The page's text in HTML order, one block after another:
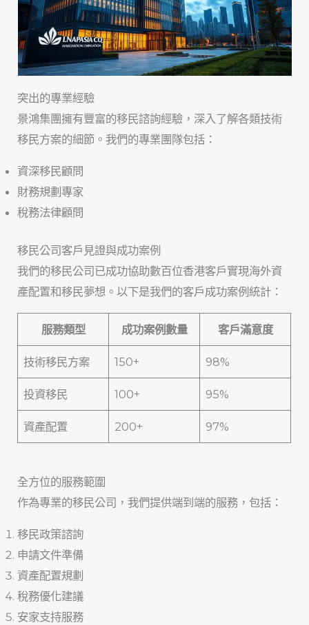
突出的專業經驗
景鴻集團擁有豐富的移民諮詢經驗，深入了解各類技術
移民方案的細節。我們的專業團隊包括：
資深移民顧問
財務規劃專家
稅務法律顧問
移民公司客戶見證與成功案例
我們的移民公司已成功協助數百位香港客戶實現海外資
產配置和移民夢想。以下是我們的客戶成功案例統計：
服務類型 成功案例數量 客戶滿意度
技術移民方案 150+ 98%
投資移民 100+ 95%
資產配置 200+ 97%
全方位的服務範圍
作為專業的移民公司，我們提供端到端的服務，包括：
移民政策諮詢
申請文件準備
資產配置規劃
稅務優化建議
安家支持服務